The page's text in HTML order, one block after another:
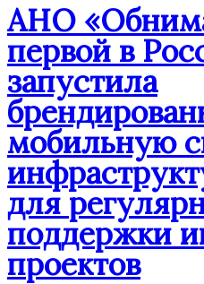
АНО
первой в
запустила
мобильную
для
поддержки
проектов